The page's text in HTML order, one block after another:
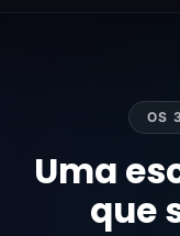
OS
Uma
que